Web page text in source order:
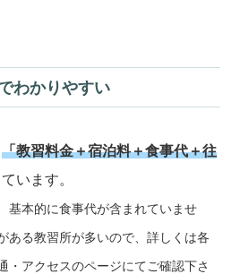
わかりやすい
「教習料金＋宿泊料＋食事代＋往
います。
基本的に食事代が含まれていませ
ある教習所が多いので、詳しくは各
・アクセスのページにてご確認下さ